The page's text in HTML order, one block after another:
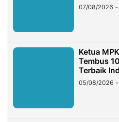
07/08/2026 -
Ketua
Tembus
Terbaik
05/08/2026 -